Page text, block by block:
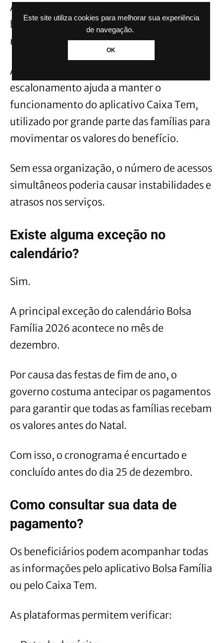
Este site utiliza cookies para melhorar sua experiência
de navegação.
OK
A divisão das datas evita que milhões de
beneficiários tentem acessar os recursos ao
mesmo tempo.
Além de reduzir filas presenciais, o
escalonamento ajuda a manter o
funcionamento do aplicativo Caixa Tem,
utilizado por grande parte das famílias para
movimentar os valores do benefício.
Sem essa organização, o número de acessos
simultâneos poderia causar instabilidades e
atrasos nos serviços.
Existe alguma exceção no
calendário?
Sim.
A principal exceção do calendário Bolsa
Família 2026 acontece no mês de
dezembro.
Por causa das festas de fim de ano, o
governo costuma antecipar os pagamentos
para garantir que todas as famílias recebam
os valores antes do Natal.
Com isso, o cronograma é encurtado e
concluído antes do dia 25 de dezembro.
Como consultar sua data de
pagamento?
Os beneficiários podem acompanhar todas
as informações pelo aplicativo Bolsa Família
ou pelo Caixa Tem.
As plataformas permitem verificar: